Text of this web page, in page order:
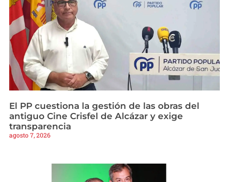
El PP cuestiona la gestión de las obras del
antiguo Cine Crisfel de Alcázar y exige
transparencia
agosto 7, 2026